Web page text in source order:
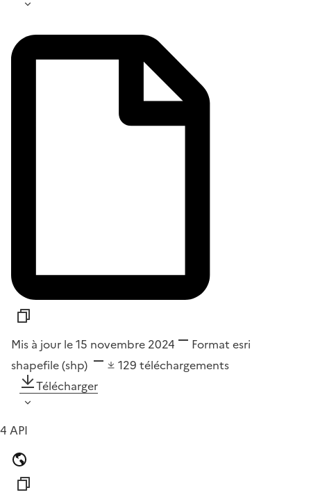
Mis à jour le 15 novembre 2024 Format esri
shapefile (shp)
129 téléchargements
Télécharger
4 API